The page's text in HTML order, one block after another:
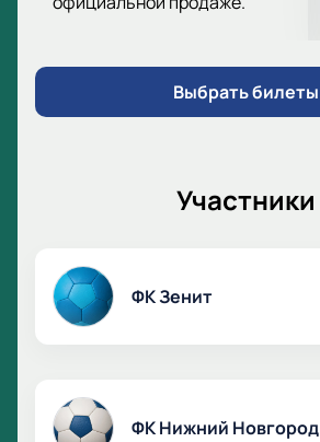
Выбрать билеты
Участники
ФК Зенит
ФК Нижний Новгород